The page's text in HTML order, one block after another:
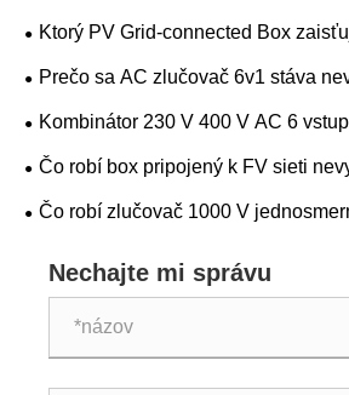
správnou voľbou pre spoľahlivú
Ktorý PV Grid-connected Box
integráciu do siete
Prečo sa AC zlučovač 6v1 stáva
moderné solárne energetické systémy
Kombinátor 230 V 400 V AC 6
Sprievodca výberom kľúčov
Čo robí box pripojený k FV sieti
solárne energetické systémy
Čo robí zlučovač 1000 V
Nechajte mi správu